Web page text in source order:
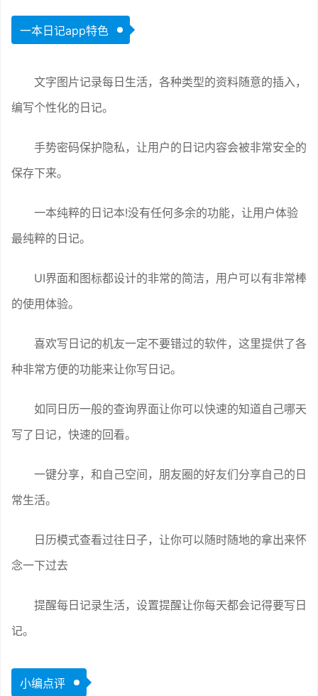
一本日记app特色
文字图片记录每日生活，各种类型的资料随意的插入，
编写个性化的日记。
手势密码保护隐私，让用户的日记内容会被非常安全的
保存下来。
一本纯粹的日记本!没有任何多余的功能，让用户体验
最纯粹的日记。
UI界面和图标都设计的非常的简洁，用户可以有非常棒
的使用体验。
喜欢写日记的机友一定不要错过的软件，这里提供了各
种非常方便的功能来让你写日记。
如同日历一般的查询界面让你可以快速的知道自己哪天
写了日记，快速的回看。
一键分享，和自己空间，朋友圈的好友们分享自己的日
常生活。
日历模式查看过往日子，让你可以随时随地的拿出来怀
念一下过去
提醒每日记录生活，设置提醒让你每天都会记得要写日
记。
小编点评